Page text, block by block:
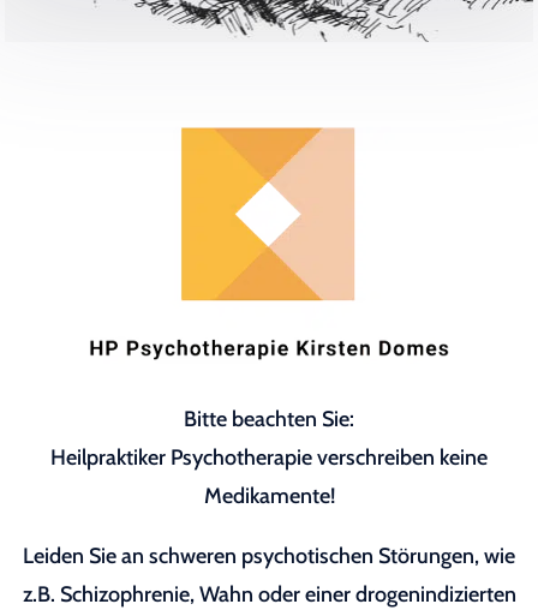
Bitte beachten Sie:
Heilpraktiker Psychotherapie verschreiben keine
Medikamente!
Leiden Sie an schweren psychotischen Störungen, wie
z.B. Schizophrenie, Wahn oder einer drogenindizierten